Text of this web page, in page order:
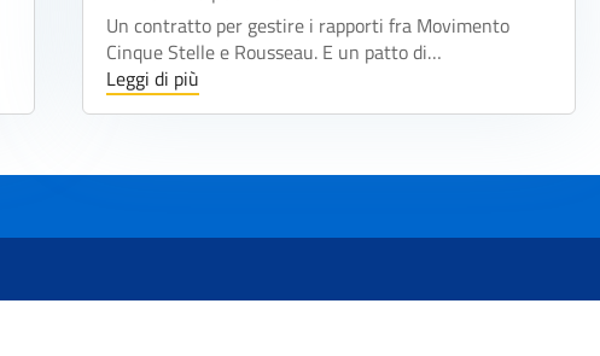
Un contratto per gestire i rapporti fra Movimento
Cinque Stelle e Rousseau. E un patto di…
Leggi di più